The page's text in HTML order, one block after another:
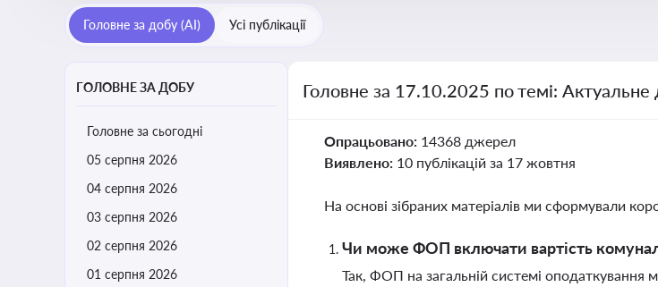
Головне за добу (AI) Усі публікації
ГОЛОВНЕ ЗА ДОБУ
Головне за сьогодні
05 серпня 2026
04 серпня 2026
03 серпня 2026
02 серпня 2026
01 серпня 2026
Головне за 17.10.2025 по темі: Актуальне
Опрацьовано: 14368 джерел
Виявлено: 10 публікацій за 17 жовтня
На основі зібраних матеріалів ми сформували
Чи може ФОП включати вартість
Так, ФОП на загальній системі оподаткування